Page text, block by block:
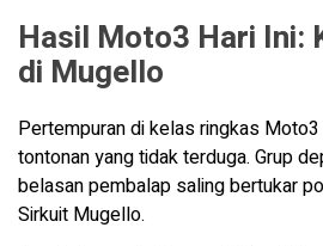
Hasil Moto3 Hari Ini:
di Mugello
Pertempuran di kelas ringkas
tontonan yang tidak terduga. Grup
belasan pembalap saling bertukar
Sirkuit Mugello.